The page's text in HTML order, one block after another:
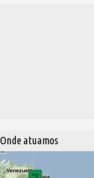
Onde atuamos